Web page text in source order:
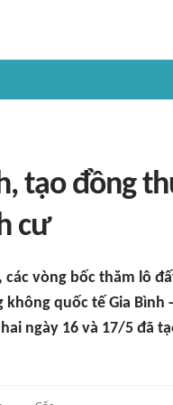
tạo đồng
cư
vòng bốc thăm lô
quốc tế Gia Bình
ngày 16 và 17/5 đã